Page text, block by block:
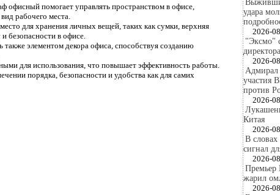
офисный помогает управлять пространством в офисе,
рабочего места.
для хранения личных вещей, таких как сумки, верхняя
безопасности в офисе.
элементом декора офиса, способствуя созданию
для использования, что повышает эффективность работы.
порядка, безопасности и удобства как для самих
удара
2026-
"Эксмо"
2026-
Адмирал
участия
против
2026-
Китая
2026-
В
сигнал
2026-
Премьер
жарил
2026-